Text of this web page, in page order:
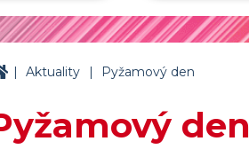
ZŠ Budiměřice
| Aktuality | Pyžamový den
den